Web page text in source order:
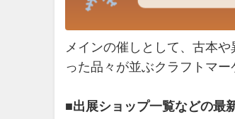
メインの催しとして、古本
った品々が並ぶクラフトマー
■出展ショップ一覧などの最